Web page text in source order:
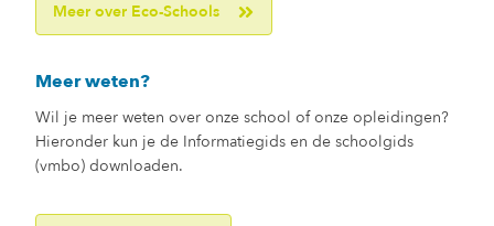
Meer over Eco-Schools
Meer weten?
Wil je meer weten over onze school of onze opleidingen?
Hieronder kun je de Informatiegids en de schoolgids
(vmbo) downloaden.